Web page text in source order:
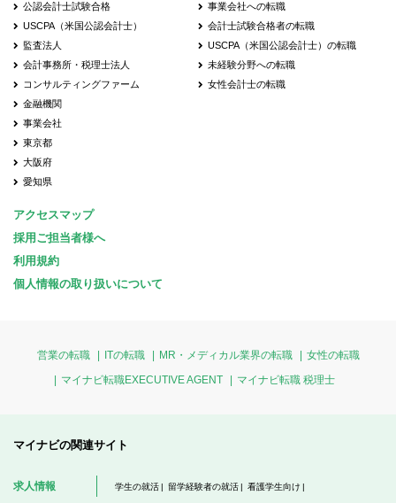
公認会計士試験合格
USCPA（米国公認会計士）
監査法人
会計事務所・税理士法人
コンサルティングファーム
金融機関
事業会社
東京都
大阪府
愛知県
事業会社への転職
会計士試験合格者の転職
USCPA（米国公認会計士）の転職
未経験分野への転職
女性会計士の転職
アクセスマップ
採用ご担当者様へ
利用規約
個人情報の取り扱いについて
営業の転職 ITの転職 MR・メディカル業界の転職
女性の転職
マイナビ転職EXECUTIVE AGENT
マイナビ転職 税理士
マイナビの関連サイト
求人情報 学生の就活 留学経験者の就活 看護学生向け